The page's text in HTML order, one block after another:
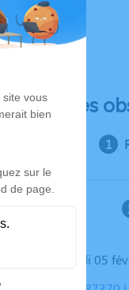
des
Le mercredi 05